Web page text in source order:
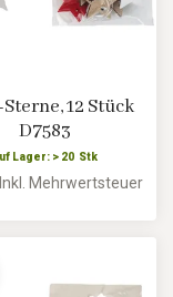
12 Stück
D7583
Lager: > 20 Stk
Inkl. Mehrwertsteuer